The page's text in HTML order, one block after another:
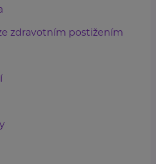
zdravotním postižením